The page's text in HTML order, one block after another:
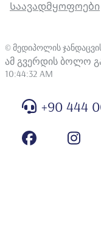
Საავადმყოფოები
© მედიპოლის
ამ გვერდის ბოლო
10:44:32 AM
+90 444